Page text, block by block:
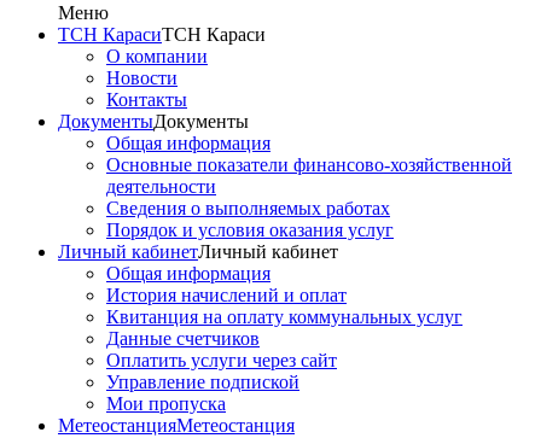
Меню
ТСН КарасиТСН Караси
О компании
Новости
Контакты
ДокументыДокументы
Общая информация
Основные показатели финансово-хозяйственной
деятельности
Сведения о выполняемых работах
Порядок и условия оказания услуг
Личный кабинетЛичный кабинет
Общая информация
История начислений и оплат
Квитанция на оплату коммунальных услуг
Данные счетчиков
Оплатить услуги через сайт
Управление подпиской
Мои пропуска
МетеостанцияМетеостанция